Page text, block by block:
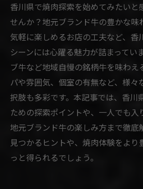
香川県で焼肉探索を始めてみたいと
せんか？地元ブランド牛の豊かな味
気軽に楽しめるお店の工夫など、香
シーンには心躍る魅力が詰まってい
ブ牛など地域自慢の銘柄牛を味わえ
パや雰囲気、個室の有無など、様々
択肢も多彩です。本記事では、香川
ための探索ポイントや、一人でも入
地元ブランド牛の楽しみ方まで徹底
見つかるヒントや、焼肉体験をより
っと得られるでしょう。